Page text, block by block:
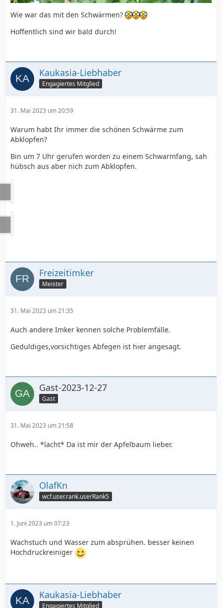
Wie war das mit den Schwärmen?
Hoffentlich sind wir bald durch!
Kaukasia-Liebhaber
Engagiertes Mitglied
31. Mai 2023 um 20:59
Warum habt Ihr immer die schönen Schwärme zum
Abklopfen?
Bin um 7 Uhr gerufen worden zu einem Schwarmfang, sah
hübsch aus aber nich zum Abklopfen.
Freizeitimker
Meister
31. Mai 2023 um 21:35
Auch andere Imker kennen solche Problemfälle.
Geduldiges,vorsichtiges Abfegen ist hier angesagt.
Gast-2023-12-27
Gast
31. Mai 2023 um 21:58
Ohweh.. *lacht* Da ist mir der Apfelbaum lieber.
OlafKn
wcf.user.rank.userRank5
1. Juni 2023 um 07:23
Wachstuch und Wasser zum absprühen. besser keinen
Hochdruckreiniger
Kaukasia-Liebhaber
Engagiertes Mitglied